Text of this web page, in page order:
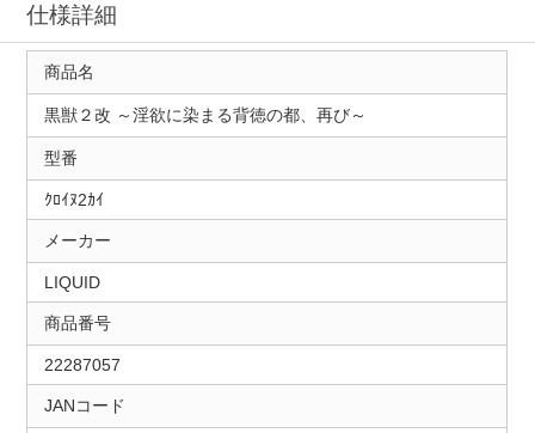
仕様詳細
商品名
黒獣２改 ～淫欲に染まる背徳の都、再び～
型番
ｸﾛｲﾇ2ｶｲ
メーカー
LIQUID
商品番号
22287057
JANコード